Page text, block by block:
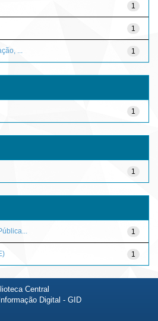
1
1
1
...
1
1
1
1
Central
Digital - GID